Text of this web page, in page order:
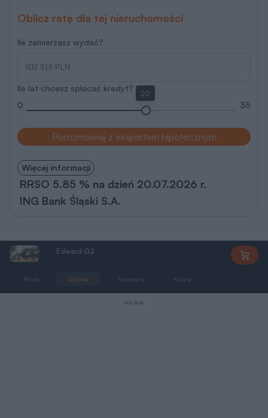
Oblicz ratę dla tej nieruchomości
Ile zamierzasz wydać?
Ile lat chcesz spłacać kredyt?
0
20
35
Porozmawiaj z ekspertem hipotecznym
Więcej informacji
RRSO 5.85 % na dzień 20.07.2026 r.
ING Bank Śląski S.A.
Edward G2
Rzuty Działka Parametry Koszty
REKLAMA